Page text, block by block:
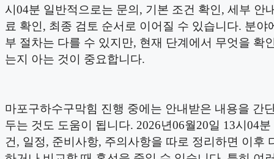
시04분 일반적으로는 문의, 기본 조건 확인, 세부 안
료 확인, 최종 검토 순서로 이어질 수 있습니다. 분야
부 절차는 다를 수 있지만, 현재 단계에서 무엇을 확
는지 아는 것이 중요합니다.
마포구하수구막힘 진행 중에는 안내받은 내용을 간
두는 것도 도움이 됩니다. 2026년06월20일 13시04
건, 일정, 준비사항, 주의사항을 따로 정리하면 이후